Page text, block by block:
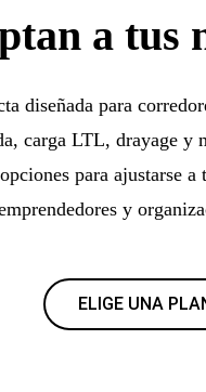
a tus
diseñada para
carga LTL, drayage
para ajustarse
y
ELIGE UNA